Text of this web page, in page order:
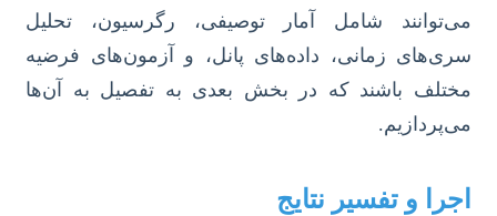
می‌توانند شامل آمار توصیفی، رگرسیون، تحلیل
سری‌های زمانی، داده‌های پانل، و آزمون‌های فرضیه
مختلف باشند که در بخش بعدی به تفصیل به آن‌ها
می‌پردازیم.
اجرا و تفسیر نتایج